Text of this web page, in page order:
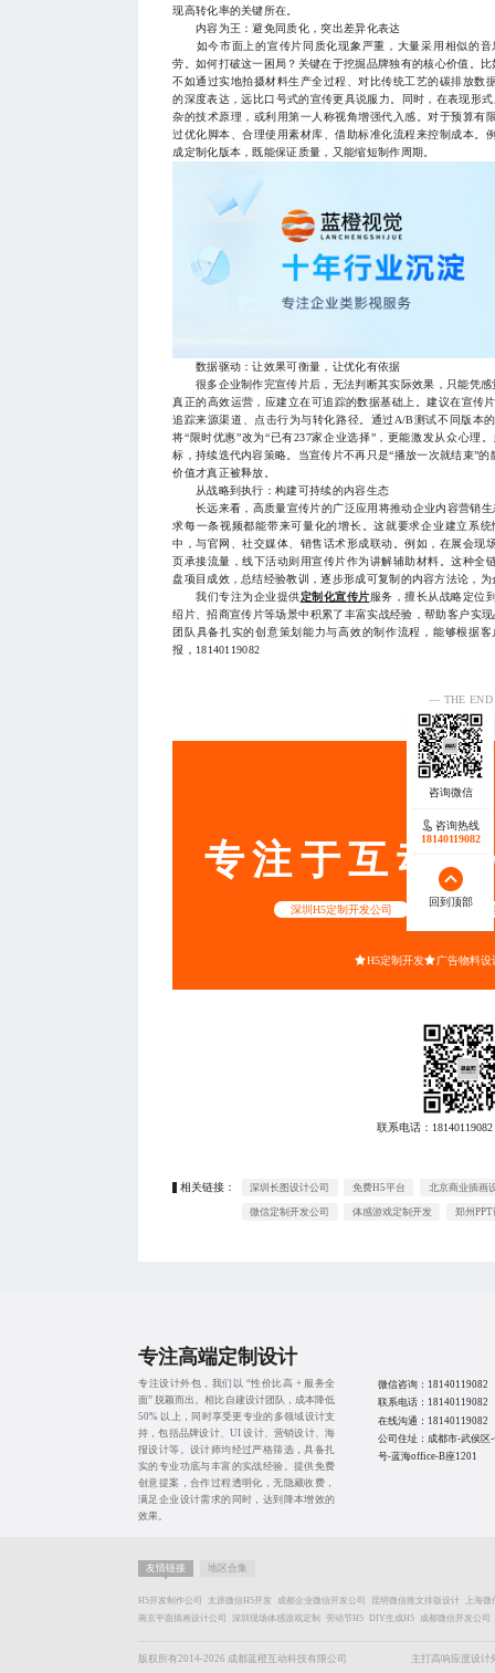
现高转化率的关键所在。
内容为王：避免同质化，突出差异化表达
如今市面上的宣传片同质化现象严重，大量采用相似的音
劳。如何打破这一困局？关键在于挖掘品牌独有的核心价值。
不如通过实地拍摄材料生产全过程、对比传统工艺的碳排放数
的深度表达，远比口号式的宣传更具说服力。同时，在表现形
杂的技术原理，或利用第一人称视角增强代入感。对于预算有
过优化脚本、合理使用素材库、借助标准化流程来控制成本。
成定制化版本，既能保证质量，又能缩短制作周期。
数据驱动：让效果可衡量，让优化有依据
很多企业制作完宣传片后，无法判断其实际效果，只能凭感
真正的高效运营，应建立在可追踪的数据基础上。建议在宣传
追踪来源渠道、点击行为与转化路径。通过A/B测试不同版本
将“限时优惠”改为“已有237家企业选择”，更能激发从众心理
标，持续迭代内容策略。当宣传片不再只是“播放一次就结束”
价值才真正被释放。
从战略到执行：构建可持续的内容生态
长远来看，高质量宣传片的广泛应用将推动企业内容营销生
求每一条视频都能带来可量化的增长。这就要求企业建立系
中，与官网、社交媒体、销售话术形成联动。例如，在展会现
页承接流量，线下活动则用宣传片作为讲解辅助材料。这种全
盘项目成效，总结经验教训，逐步形成可复制的内容方法论，
我们专注为企业提供定制化宣传片服务，擅长从战略定位
绍片、招商宣传片等场景中积累了丰富实战经验，帮助客户实
团队具备扎实的创意策划能力与高效的制作流程，能够根据
报，18140119082
— THE
服务
专注于互动
深圳H5定制开发公司 重庆公众号
H5定制开发 广告物料设
联系电话： 18140119082
相关链接： 深圳长图设计公司 免费H5平台 北京商业插画
微信定制开发公司 体感游戏定制开发 郑州
咨询热线
18140119082
回到顶部
咨询热线
18140119082
回到顶部
专注高端定制设计
专注设计外包，我们以 “性价比高 + 服务全
面” 脱颖而出。相比自建设计团队，成本降低
50% 以上，同时享受更专业的多领域设计支
持，包括品牌设计、UI 设计、营销设计、海
报设计等。设计师均经过严格筛选，具备扎
实的专业功底与丰富的实战经验。提供免费
创意提案，合作过程透明化，无隐藏收费，
满足企业设计需求的同时，达到降本增效的
效果。
微信咨询： 18140119082
联系电话： 18140119082
在线沟通： 18140119082
公司住址：成都市-武侯区
号-蓝海office-B座1201
友情链接 地区合集
H5开发制作公司 太原微信H5开发 成都企业微信开发公司 昆明微信推文排版设计
上海
南京平面插画设计公司
深圳现场体感游戏定制 劳动节H5 DIY生成H5 成都微信开发公司
版权所有2014-2026 成都蓝橙互动科技有限公司 主打高响应度设计